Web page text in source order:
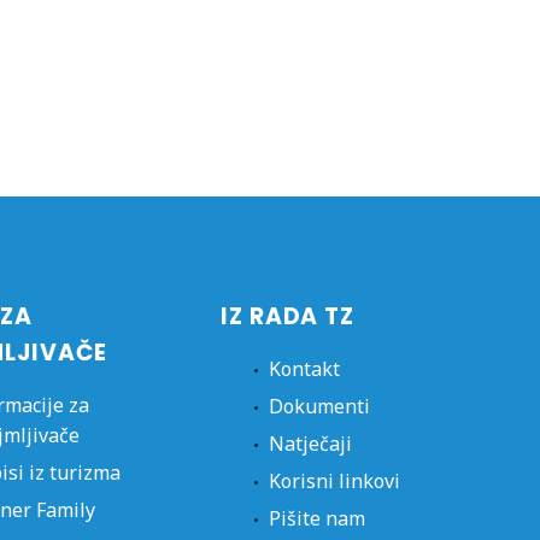
za
iz turizma
Family
IZ RADA TZ
Kontakt
Dokumenti
Natječaji
Korisni linkovi
Pišite nam